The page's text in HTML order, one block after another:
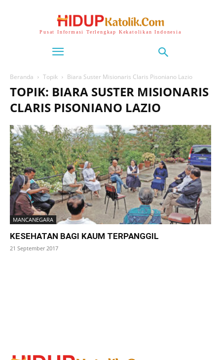
Pusat Informasi Terlengkap Kekatolikan Indonesia
Beranda Topik Biara Suster Misionaris Claris Pisoniano Lazio
TOPIK: BIARA SUSTER MISIONARIS
CLARIS PISONIANO LAZIO
MANCANEGARA
KESEHATAN BAGI KAUM TERPANGGIL
21 September 2017